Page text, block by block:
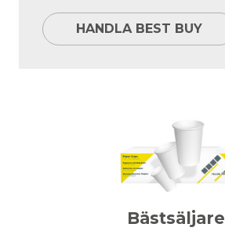
HANDLA BEST BUY
Bästsäljare